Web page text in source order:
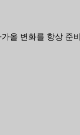
올 변화를 항상 준